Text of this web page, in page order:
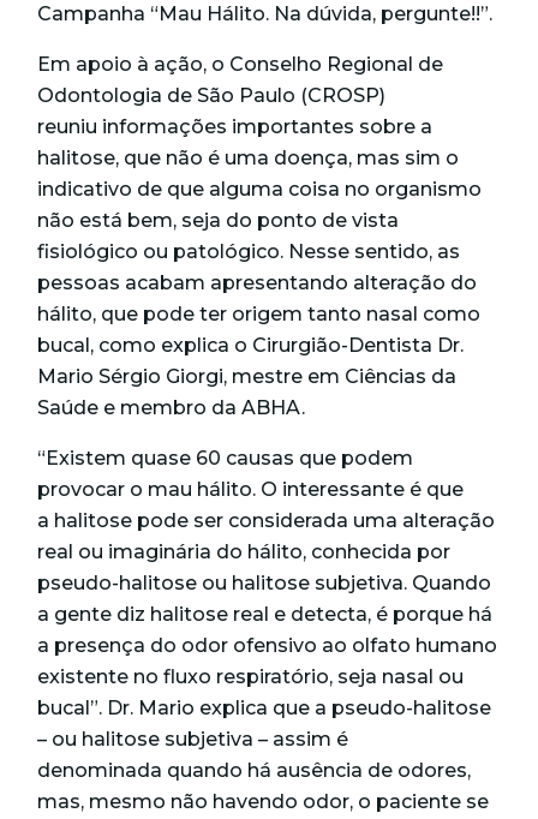
Campanha “Mau Hálito. Na dúvida, pergunte!!”.
Em apoio à ação, o Conselho Regional de
Odontologia de São Paulo (CROSP)
reuniu informações importantes sobre a
halitose, que não é uma doença, mas sim o
indicativo de que alguma coisa no organismo
não está bem, seja do ponto de vista
fisiológico ou patológico. Nesse sentido, as
pessoas acabam apresentando alteração do
hálito, que pode ter origem tanto nasal como
bucal, como explica o Cirurgião-Dentista Dr.
Mario Sérgio Giorgi, mestre em Ciências da
Saúde e membro da ABHA.
“Existem quase 60 causas que podem
provocar o mau hálito. O interessante é que
a halitose pode ser considerada uma alteração
real ou imaginária do hálito, conhecida por
pseudo-halitose ou halitose subjetiva. Quando
a gente diz halitose real e detecta, é porque há
a presença do odor ofensivo ao olfato humano
existente no fluxo respiratório, seja nasal ou
bucal”. Dr. Mario explica que a pseudo-halitose
– ou halitose subjetiva – assim é
denominada quando há ausência de odores,
mas, mesmo não havendo odor, o paciente se